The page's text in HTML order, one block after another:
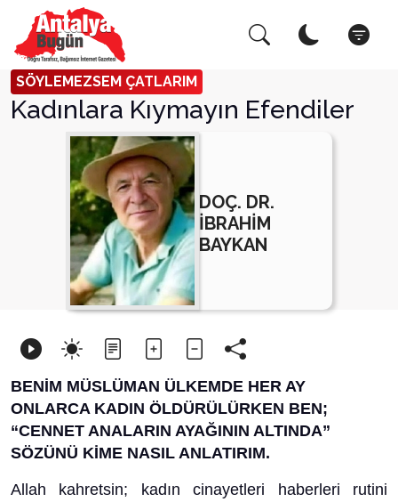
SÖYLEMEZSEM ÇATLARIM
Kadınlara Kıymayın Efendiler
DOÇ. DR.
İBRAHİM
BAYKAN
BENİM MÜSLÜMAN ÜLKEMDE HER AY
ONLARCA KADIN ÖLDÜRÜLÜRKEN BEN;
“CENNET ANALARIN AYAĞININ ALTINDA”
SÖZÜNÜ KİME NASIL ANLATIRIM.
Allah kahretsin; kadın cinayetleri haberleri rutini
Arama Yap! Kapat